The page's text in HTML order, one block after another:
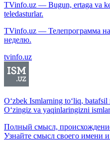
TVinfo.uz — Bugun, ertaga va
teledasturlar.
TVinfo.uz — Телепрограмма
неделю.
tvinfo.uz
O‘zbek Ismlarning to‘liq,
O‘zingiz va yaqinlaringizni
Полный смысл,
Узнайте смысл своего имени